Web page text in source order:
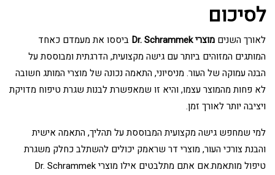
לסיכום
לאורך השנים מוצרי Dr. Schrammek
ביססו את מעמדם כאחד
המותגים המזוהים ביותר עם גישה מקצועית, הדרגתית ומבוססת על
הבנה עמוקה של העור. מניסיוני, התאמה נכונה של מוצרי המותג חשובה
לא פחות מהמוצר עצמו, והיא זו שמאפשרת לבנות שגרת טיפוח מדויקת
ויציבה יותר לאורך זמן.
למי שמחפש גישה מקצועית המבוססת על תהליך, התאמה אישית
והבנת צורכי העור, מוצרי דר שראמק יכולים להשתלב כחלק משגרת
טיפול מותאמת.אם אתם מתלבטים אילו מוצרי Dr. Schrammek